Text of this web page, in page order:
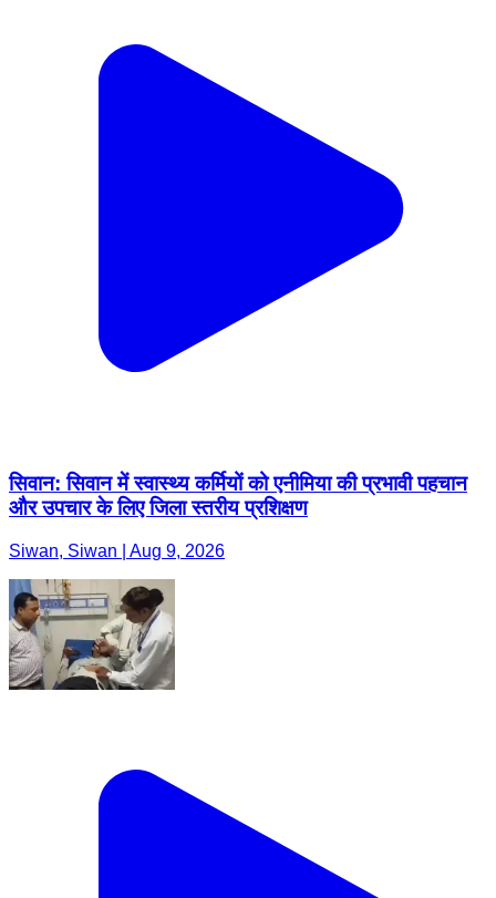
सिवान: सिवान में स्वास्थ्य कर्मियों को एनीमिया की प्रभावी पहचान
और उपचार के लिए जिला स्तरीय प्रशिक्षण
Siwan, Siwan | Aug 9, 2026